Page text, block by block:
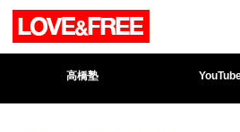
高橋塾